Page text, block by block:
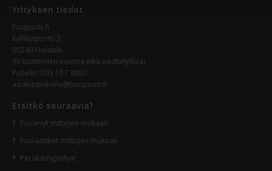
Yrityksen tiedot
Puupuoti.fi
Kyllikinportti 2
00240 Helsinki
(Ei tuotteiden noutoa eikä näyttelytilaa)
Puhelin: 093 157 3850
asiakaspalvelu@puupuoti.fi
Etsitkö seuraavia?
Puulevyt mittojen mukaan
Puulaatikot mittojen mukaan
Peräkärrypohjat